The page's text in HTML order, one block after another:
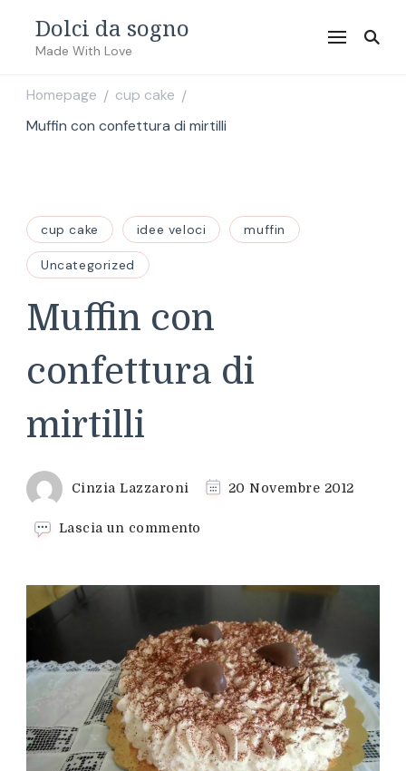
Dolci da sogno
Made With Love
Homepage / cup cake /
Muffin con confettura di mirtilli
cup cake idee veloci muffin
Uncategorized
Muffin con
confettura di
mirtilli
Cinzia Lazzaroni 20 Novembre 2012
Lascia un commento
confettura
mirtilli